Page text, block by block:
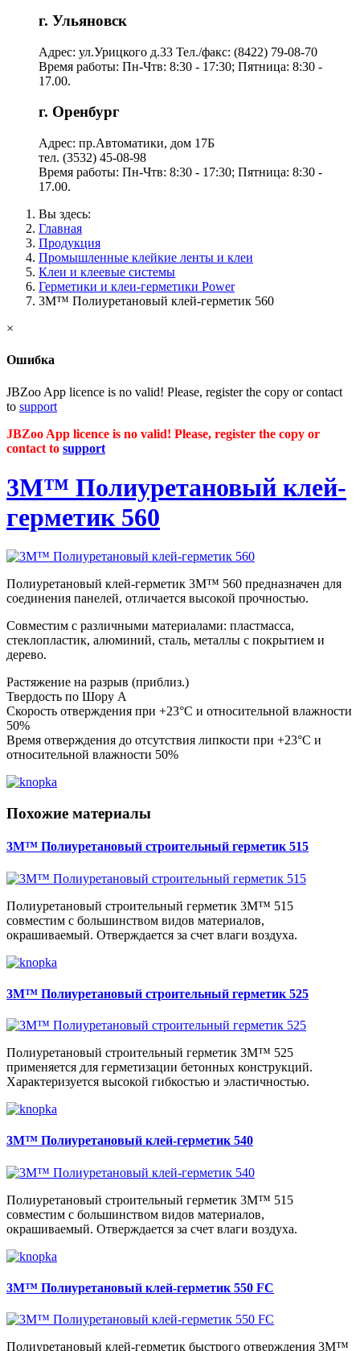
г. Ульяновск
Адрес: ул.Урицкого д.33 Тел./факс: (8422) 79-08-70
Время работы: Пн-Чтв: 8:30 - 17:30; Пятница: 8:30 -
17.00.
г. Оренбург
Адрес: пр.Автоматики, дом 17Б
тел. (3532) 45-08-98
Время работы: Пн-Чтв: 8:30 - 17:30; Пятница: 8:30 -
17.00.
Вы здесь:
Главная
Продукция
Промышленные клейкие ленты и клеи
Клеи и клеевые системы
Герметики и клеи-герметики Power
3M™ Полиуретановый клей-герметик 560
×
Ошибка
JBZoo App licence is no valid! Please, register the copy or contact
to support
JBZoo App licence is no valid! Please, register the copy or
contact to support
3M™ Полиуретановый клей-
герметик 560
Полиуретановый клей-герметик 3M™ 560 предназначен для
соединения панелей, отличается высокой прочностью.
Совместим с различными материалами: пластмасса,
стеклопластик, алюминий, сталь, металлы с покрытием и
дерево.
Растяжение на разрыв (приблиз.)
Твердость по Шору А
Скорость отверждения при +23°C и относительной влажности
50%
Время отверждения до отсутствия липкости при +23°C и
относительной влажности 50%
Похожие материалы
3M™ Полиуретановый строительный герметик 515
Полиуретановый строительный герметик 3M™ 515
совместим с большинством видов материалов,
окрашиваемый. Отверждается за счет влаги воздуха.
3M™ Полиуретановый строительный герметик 525
Полиуретановый строительный герметик 3M™ 525
применяется для герметизации бетонных конструкций.
Характеризуется высокой гибкостью и эластичностью.
3M™ Полиуретановый клей-герметик 540
Полиуретановый строительный герметик 3M™ 515
совместим с большинством видов материалов,
окрашиваемый. Отверждается за счет влаги воздуха.
3M™ Полиуретановый клей-герметик 550 FC
Полиуретановый клей-герметик быстрого отверждения 3M™